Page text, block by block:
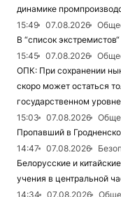
динамике
15:49
07.08.2026
В “список
15:45
07.08.2026
ОПК: При сохранении
скоро может остаться
государственном
15:03
07.08.2026
Пропавший в
14:47
07.08.2026
Белорусские и
учения в центральной
14:34
07.08.2026